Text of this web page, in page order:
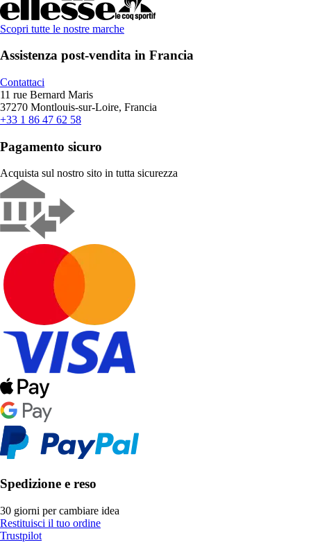
Scopri tutte le nostre marche
Assistenza post-vendita in Francia
Contattaci
11 rue Bernard Maris
37270 Montlouis-sur-Loire, Francia
+33 1 86 47 62 58
Pagamento sicuro
Acquista sul nostro sito in tutta sicurezza
Spedizione e reso
30 giorni per cambiare idea
Restituisci il tuo ordine
Trustpilot